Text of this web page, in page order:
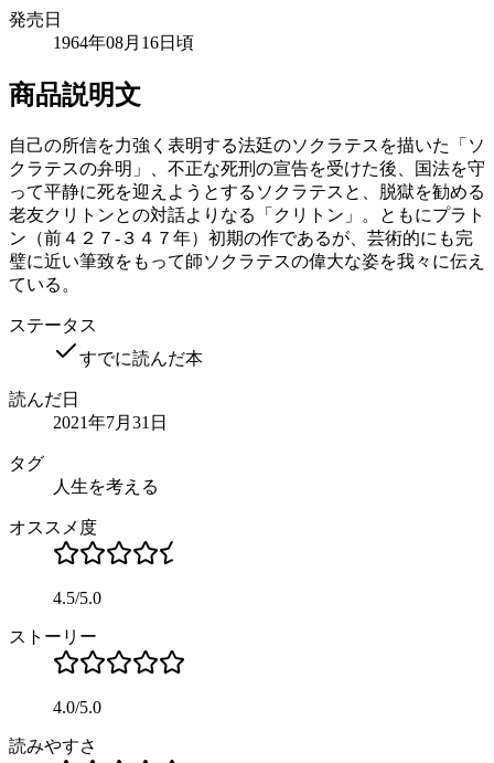
発売日
1964年08月16日頃
商品説明文
自己の所信を力強く表明する法廷のソクラテスを描いた「ソ
クラテスの弁明」、不正な死刑の宣告を受けた後、国法を守
って平静に死を迎えようとするソクラテスと、脱獄を勧める
老友クリトンとの対話よりなる「クリトン」。ともにプラト
ン（前４２７-３４７年）初期の作であるが、芸術的にも完
璧に近い筆致をもって師ソクラテスの偉大な姿を我々に伝え
ている。
ステータス
すでに読んだ本
読んだ日
2021年7月31日
タグ
人生を考える
オススメ度
4.5/5.0
ストーリー
4.0/5.0
読みやすさ